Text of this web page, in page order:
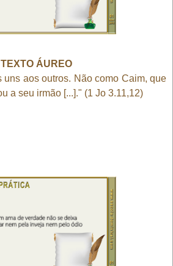
TEXTO ÁUREO
uns aos outros. Não como Caim, que
a seu irmão [...]." (1 Jo 3.11,12)